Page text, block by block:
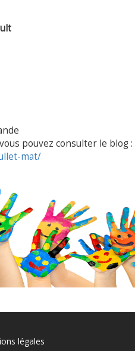
pouvez consulter le blog :
mat/
légales